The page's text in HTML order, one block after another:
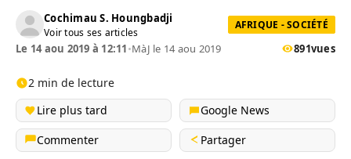
Cochimau S. Houngbadji
Voir tous ses articles
AFRIQUE - SOCIÉTÉ
Le 14 aou 2019 à 12:11•MàJ le 14 aou 2019 891vues
2 min de lecture
Lire plus tard
Google News
Commenter
Partager